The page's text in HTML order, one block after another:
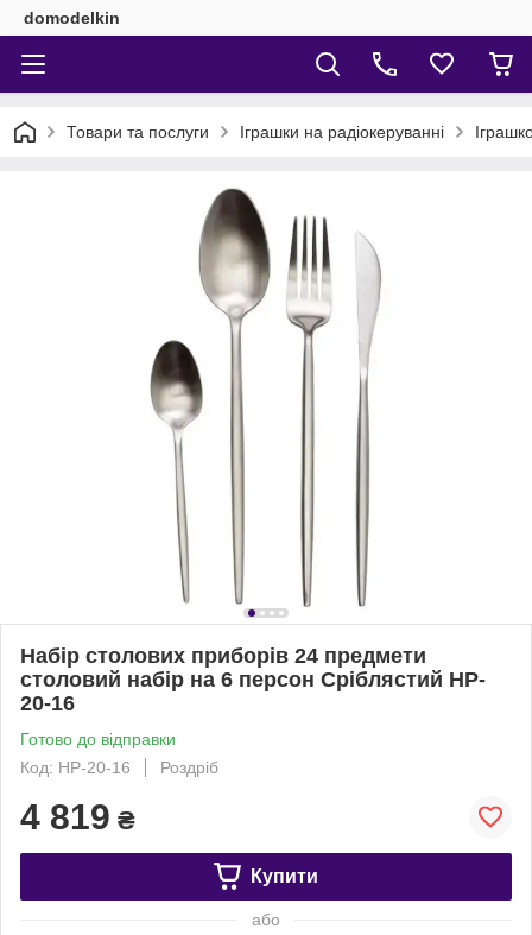
domodelkin
Товари та послуги Іграшки на радіокеруванні
Набір столових приборів 24 предмети
столовий набір на 6 персон Сріблястий HP-
20-16
Готово до відправки
Код: HP-20-16
Роздріб
4 819 ₴
Купити
або